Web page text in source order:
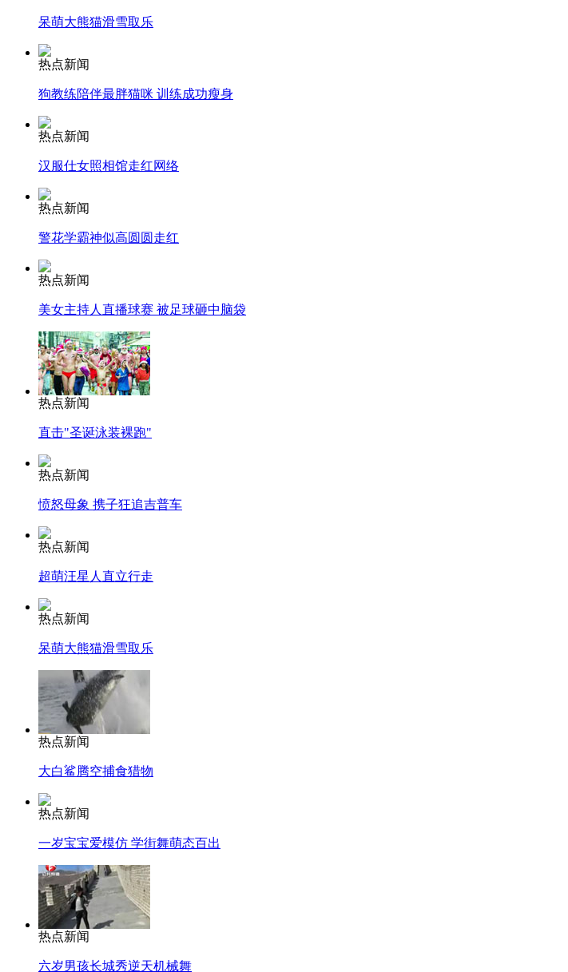
走！跟着总书记去植树
纽约上演“枕头大战”
呆萌大熊猫滑雪取乐
热点新闻
狗教练陪伴最胖猫咪 训练成功瘦身
热点新闻
汉服仕女照相馆走红网络
热点新闻
警花学霸神似高圆圆走红
热点新闻
美女主持人直播球赛 被足球砸中脑袋
热点新闻
直击"圣诞泳装裸跑"
热点新闻
愤怒母象 携子狂追吉普车
热点新闻
超萌汪星人直立行走
热点新闻
呆萌大熊猫滑雪取乐
热点新闻
大白鲨腾空捕食猎物
热点新闻
一岁宝宝爱模仿 学街舞萌态百出
热点新闻
六岁男孩长城秀逆天机械舞